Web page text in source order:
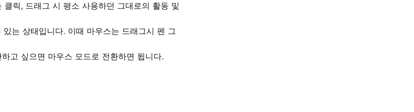
릭, 드래그 시 평소 사용하던 그대로의 활동 및
는 상태입니다. 이때 마우스는 드래그시 펜 그
고 싶으면 마우스 모드로 전환하면 됩니다.